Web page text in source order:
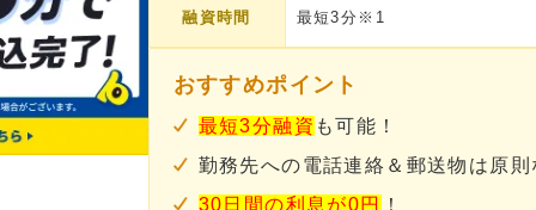
融資時間 最短3分※1
おすすめポイント
最短3分融資 も可能！
勤務先への電話連絡＆郵送物は原則
30日間の利息が0円
！